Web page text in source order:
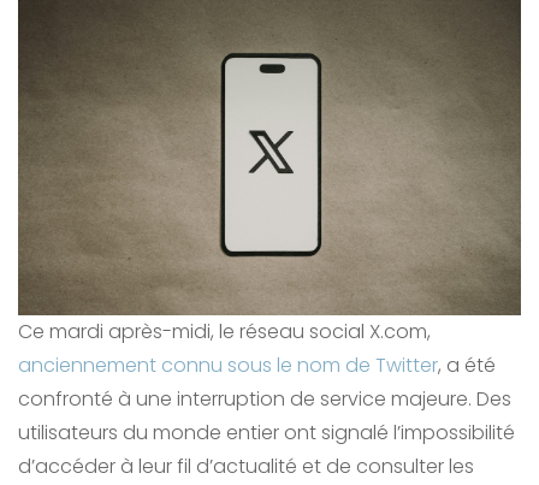
Ce mardi après-midi, le réseau social X.com,
anciennement connu sous le nom de Twitter, a été
confronté à une interruption de service majeure. Des
utilisateurs du monde entier ont signalé l’impossibilité
d’accéder à leur fil d’actualité et de consulter les